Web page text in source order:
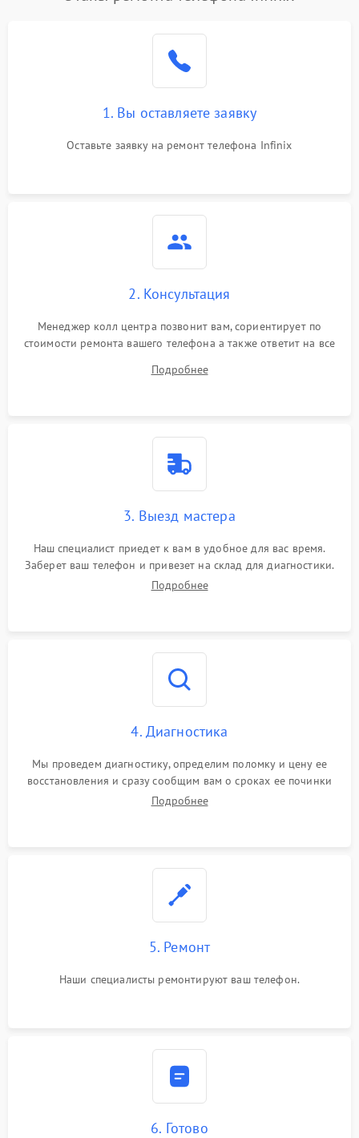
1. Вы оставляете заявку
Оставьте заявку на ремонт телефона Infinix
2. Консультация
Менеджер колл центра позвонит вам, сориентирует по
стоимости ремонта вашего телефона а также ответит на все
Подробнее
3. Выезд мастера
Наш специалист приедет к вам в удобное для вас время.
Заберет ваш телефон и привезет на склад для диагностики.
Подробнее
4. Диагностика
Мы проведем диагностику, определим поломку и цену ее
восстановления и сразу сообщим вам о сроках ее починки
Подробнее
5. Ремонт
Наши специалисты ремонтируют ваш телефон.
6. Готово